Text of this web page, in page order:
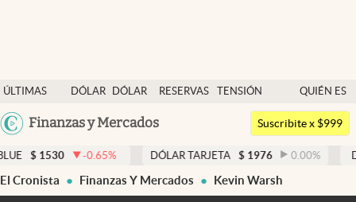
ÚLTIMAS
NOTICIAS
DÓLAR
DÓLAR
RESERVAS
TENSIÓN
GEOPOLÍTICA
QUIÉN ES
QUIÉN
Argentina
Finanzas y Mercados
Dólar
Members
Economía y Política
Finanzas y Mercados
Suscribite x $999
-0.65% DÓLAR TARJETA $ 1976 0.00% DÓLAR MEP
El Cronista Finanzas Y Mercados Kevin Warsh